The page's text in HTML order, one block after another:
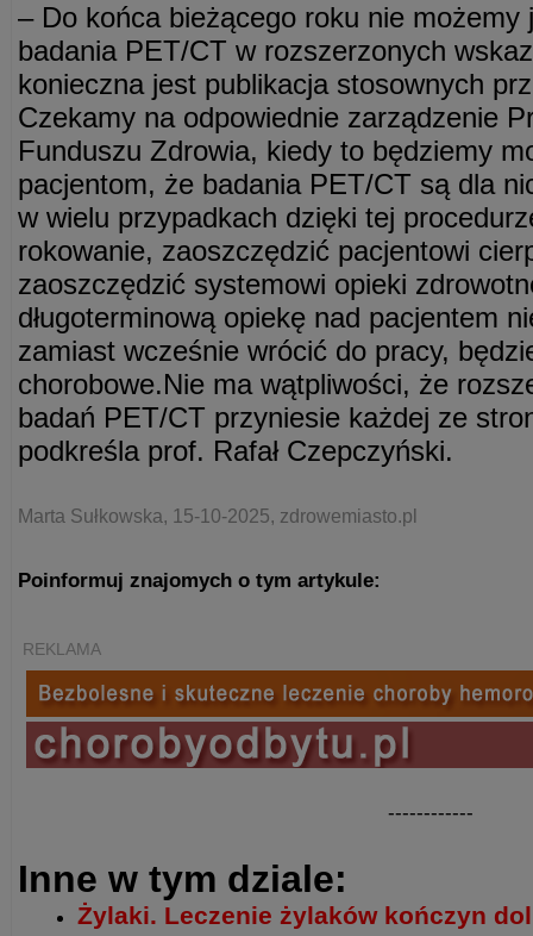
– Do końca bieżącego roku nie możemy
badania PET/CT w rozszerzonych
konieczna jest publikacja stosownych
Czekamy na odpowiednie zarządzenie
Funduszu Zdrowia, kiedy to będziemy
pacjentom, że badania PET/CT są dla
w wielu przypadkach dzięki tej
rokowanie, zaoszczędzić pacjentowi
zaoszczędzić systemowi opieki
długoterminową opiekę nad pacjentem
zamiast wcześnie wrócić do pracy,
chorobowe.Nie ma wątpliwości, że
badań PET/CT przyniesie każdej ze
podkreśla prof. Rafał Czepczyński.
Marta Sułkowska, 15-10-2025, zdrowemiasto.pl
Poinformuj znajomych o tym artykule:
REKLAMA
------------
Inne w tym dziale:
Żylaki. Leczenie żylaków kończyn